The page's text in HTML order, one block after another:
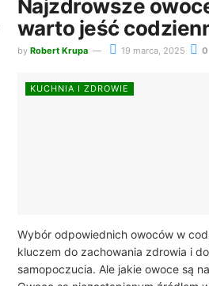
Najzdrowsze
warto jeść
by Robert Krupa 19 marca, 2025 0
KUCHNIA I ZDROWIE
Wybór odpowiednich owoców w
kluczem do zachowania zdrowia i
samopoczucia. Ale jakie owoce są